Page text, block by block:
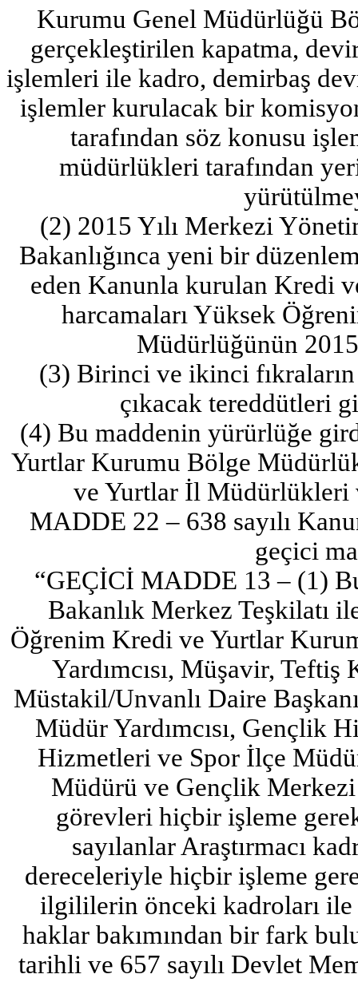
Kurumu Genel Müdürlüğü
gerçekleştirilen kapatma,
işlemleri ile kadro, demirbaş
işlemler kurulacak bir
tarafından söz konusu
müdürlükleri tarafından
(2) 2015 Yılı Merkezi
Bakanlığınca yeni bir
eden Kanunla kurulan Kredi
harcamaları Yüksek
Müdürlüğünün 2015
(3) Birinci ve ikinci
çıkacak tereddütleri
(4) Bu maddenin yürürlüğe
Yurtlar Kurumu Bölge
ve Yurtlar İl Müdürlükleri
MADDE 22 – 638 sayılı
geçici
“GEÇİCİ MADDE 13 – (1)
Bakanlık Merkez Teşkilatı
Öğrenim Kredi ve Yurtlar
Yardımcısı, Müşavir,
Müstakil/Unvanlı Daire
Müdür Yardımcısı, Gençlik
Hizmetleri ve Spor İlçe
Müdürü ve Gençlik
görevleri hiçbir işleme
sayılanlar Araştırmacı
dereceleriyle hiçbir işleme
ilgililerin önceki kadroları ile
haklar bakımından bir fark
tarihli ve 657 sayılı Devlet